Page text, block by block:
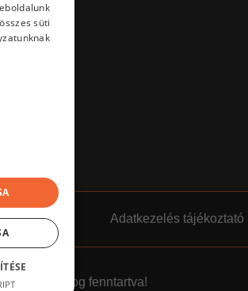
ÁSZF Adatkezelés tájékoztató
/// Minden jog fenntartva!
süti